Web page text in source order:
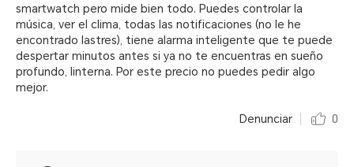
smartwatch pero mide bien todo. Puedes controlar la
música, ver el clima, todas las notificaciones (no le he
encontrado lastres), tiene alarma inteligente que te puede
despertar minutos antes si ya no te encuentras en sueño
profundo, linterna. Por este precio no puedes pedir algo
mejor.
Denunciar 0